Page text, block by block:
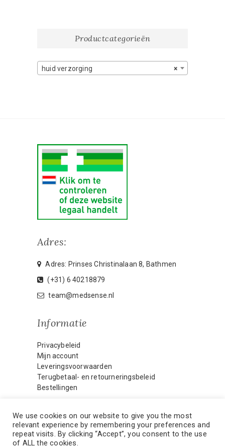
Productcategorieën
×
huid verzorging
Adres:
Adres: Prinses Christinalaan 8, Bathmen
(+31) 6 40218879
team@medsense.nl
Informatie
Privacybeleid
Mijn account
Leveringsvoorwaarden
Terugbetaal- en retourneringsbeleid
Bestellingen
HOME
MIJN ACCOUNT
CONTACT
We use cookies on our website to give you the most
relevant experience by remembering your preferences and
repeat visits. By clicking “Accept”, you consent to the use
of ALL the cookies.